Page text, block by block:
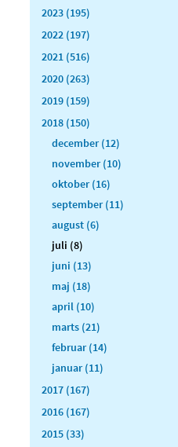
2023 (195)
2022 (197)
2021 (516)
2020 (263)
2019 (159)
2018 (150)
december (12)
november (10)
oktober (16)
september (11)
august (6)
juli (8)
juni (13)
maj (18)
april (10)
marts (21)
februar (14)
januar (11)
2017 (167)
2016 (167)
2015 (33)